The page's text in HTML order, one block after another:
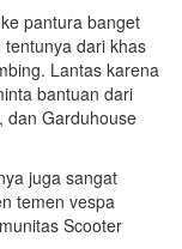
pantura banget
dari khas
Lantas karena
bantuan dari
dan Garduhouse
juga sangat
temen vespa
Scooter